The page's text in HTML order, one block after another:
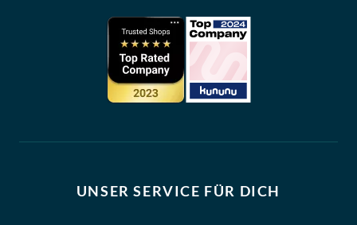
UNSER SERVICE FÜR DICH